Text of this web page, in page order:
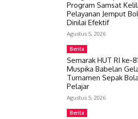
Program Samsat
Pelayanan Jemput
Dinilai Efektif
Agustus 5, 2026
Berita
Semarak HUT RI ke-
Muspika Babelan
Turnamen Sepak Bola
Pelajar
Agustus 5, 2026
Berita